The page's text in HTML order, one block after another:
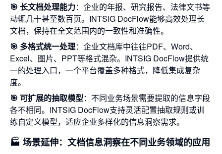
🎯 长文档处理能力：企业的年报、研究报告、法律文书等
动辄几十甚至数百页。INTSIG DocFlow能够高效处理长
文档，保持在全文范围内的一致性和准确性。
🎯 多格式统一处理：企业文档库中往往PDF、Word、
Excel、图片、PPT等格式混杂。INTSIG DocFlow提供统
一的处理入口，一个平台覆盖多种格式，降低集成复杂
度。
🎯 可扩展的抽取模型：不同业务场景需要提取的信息字段
各不相同。INTSIG DocFlow支持灵活配置抽取规则或训
练自定义模型，适应企业多样化的信息洞察需求。
🏭 场景延伸：文档信息洞察在不同业务领域的应用